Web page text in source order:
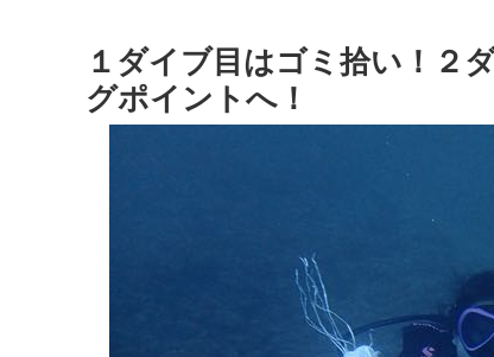
１ダイブ目はゴミ拾い！２
グポイントへ！